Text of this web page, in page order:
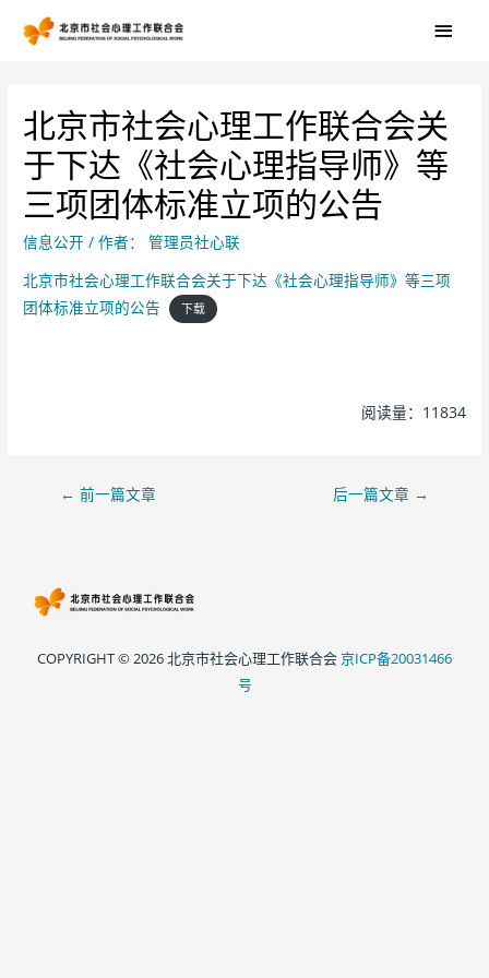
北京市社会心理工作联合会关
于下达《社会心理指导师》等
三项团体标准立项的公告
信息公开 / 作者：
管理员社心联
北京市社会心理工作联合会关于下达《社会心理指导师》等三项
团体标准立项的公告
下载
阅读量：11834
← 前一篇文章 后一篇文章 →
COPYRIGHT © 2026 北京市社会心理工作联合会京ICP备20031466
号